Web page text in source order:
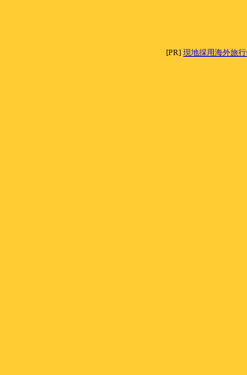
[PR] 現地採用海外旅